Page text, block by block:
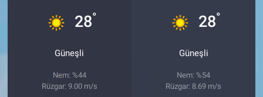
28°
Güneşli
Nem: %44
Rüzgar: 9.00 m/s
28°
Güneşli
Nem: %54
Rüzgar: 8.69 m/s